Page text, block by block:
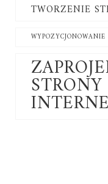
TWORZENIE
STRONY